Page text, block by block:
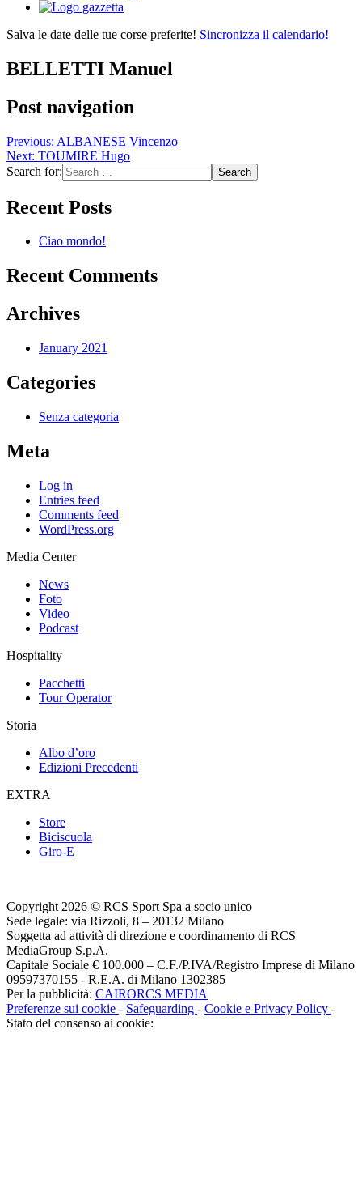
Salva le date delle tue corse preferite! Sincronizza il calendario!
BELLETTI Manuel
Post navigation
Previous: ALBANESE Vincenzo
Next: TOUMIRE Hugo
Search for:
Recent Posts
Ciao mondo!
Recent Comments
Archives
January 2021
Categories
Senza categoria
Meta
Log in
Entries feed
Comments feed
WordPress.org
Media Center
News
Foto
Video
Podcast
Hospitality
Pacchetti
Tour Operator
Storia
Albo d’oro
Edizioni Precedenti
EXTRA
Store
Biciscuola
Giro-E
Copyright 2026 © RCS Sport Spa a socio unico
Sede legale: via Rizzoli, 8 – 20132 Milano
Soggetta ad attività di direzione e coordinamento di RCS
MediaGroup S.p.A.
Capitale Sociale € 100.000 – C.F./P.IVA/Registro Imprese di Milano
09597370155 - R.E.A. di Milano 1302385
Per la pubblicità: CAIRORCS MEDIA
Preferenze sui cookie - Safeguarding - Cookie e Privacy Policy -
Stato del consenso ai cookie: